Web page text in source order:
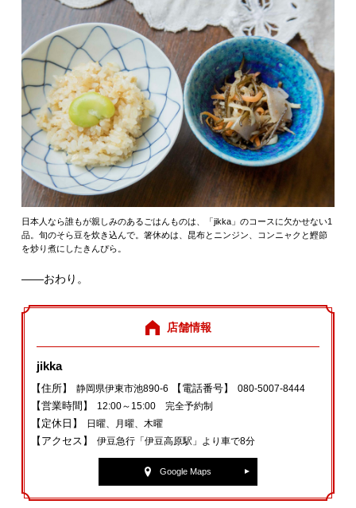
日本人なら誰もが親しみのあるごはんものは、「jikka」のコースに欠かせない1
品。旬のそら豆を炊き込んで。箸休めは、昆布とニンジン、コンニャクと鰹節
を炒り煮にしたきんぴら。
――おわり。
店舗情報
jikka
【住所】 静岡県伊東市池890‐6 【電話番号】 080‐5007‐8444
【営業時間】 12:00～15:00 完全予約制
【定休日】 日曜、月曜、木曜
【アクセス】 伊豆急行「伊豆高原駅」より車で8分
Google Maps